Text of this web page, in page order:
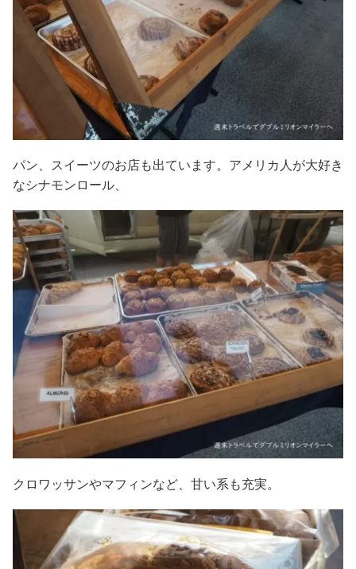
パン、スイーツのお店も出ています。アメリカ人が大好き
なシナモンロール、
クロワッサンやマフィンなど、甘い系も充実。